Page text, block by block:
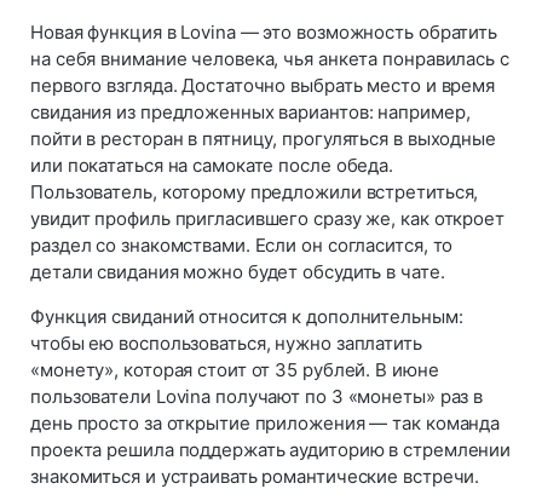
Новая функция в Lovina — это возможность обратить
на себя внимание человека, чья анкета понравилась с
первого взгляда. Достаточно выбрать место и время
свидания из предложенных вариантов: например,
пойти в ресторан в пятницу, прогуляться в выходные
или покататься на самокате после обеда.
Пользователь, которому предложили встретиться,
увидит профиль пригласившего сразу же, как откроет
раздел со знакомствами. Если он согласится, то
детали свидания можно будет обсудить в чате.
Функция свиданий относится к дополнительным:
чтобы ею воспользоваться, нужно заплатить
«монету», которая стоит от 35 рублей. В июне
пользователи Lovina получают по 3 «монеты» раз в
день просто за открытие приложения — так команда
проекта решила поддержать аудиторию в стремлении
знакомиться и устраивать романтические встречи.